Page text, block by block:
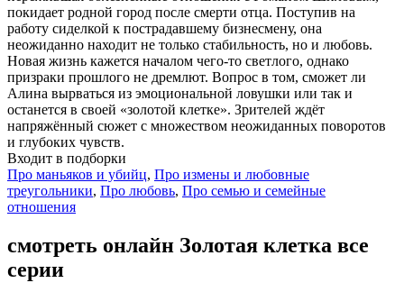
покидает родной город после смерти отца. Поступив на
работу сиделкой к пострадавшему бизнесмену, она
неожиданно находит не только стабильность, но и любовь.
Новая жизнь кажется началом чего-то светлого, однако
призраки прошлого не дремлют. Вопрос в том, сможет ли
Алина вырваться из эмоциональной ловушки или так и
останется в своей «золотой клетке». Зрителей ждёт
напряжённый сюжет с множеством неожиданных поворотов
и глубоких чувств.
Входит в подборки
Про маньяков и убийц, Про измены и любовные
треугольники, Про любовь, Про семью и семейные
отношения
смотреть онлайн Золотая клетка все
серии